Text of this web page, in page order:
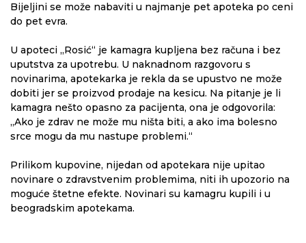
Bijeljini se može nabaviti u najmanje pet apoteka po ceni
do pet evra.
U apoteci „Rosić“ je kamagra kupljena bez računa i bez
uputstva za upotrebu. U naknadnom razgovoru s
novinarima, apotekarka je rekla da se upustvo ne može
dobiti jer se proizvod prodaje na kesicu. Na pitanje je li
kamagra nešto opasno za pacijenta, ona je odgovorila:
„Ako je zdrav ne može mu ništa biti, a ako ima bolesno
srce mogu da mu nastupe problemi.“
Prilikom kupovine, nijedan od apotekara nije upitao
novinare o zdravstvenim problemima, niti ih upozorio na
moguće štetne efekte. Novinari su kamagru kupili i u
beogradskim apotekama.